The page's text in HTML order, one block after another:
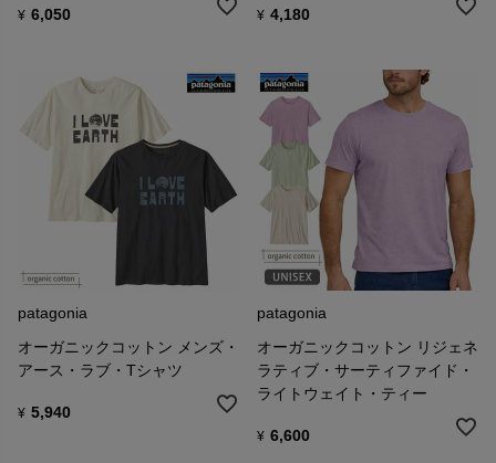
¥ 6,050 ¥ 4,180
patagonia
オーガニックコットン メンズ・
アース・ラブ・Tシャツ
¥ 5,940
patagonia
オーガニックコットン リジェネ
ラティブ・サーティファイド・
ライトウェイト・ティー
¥ 6,600